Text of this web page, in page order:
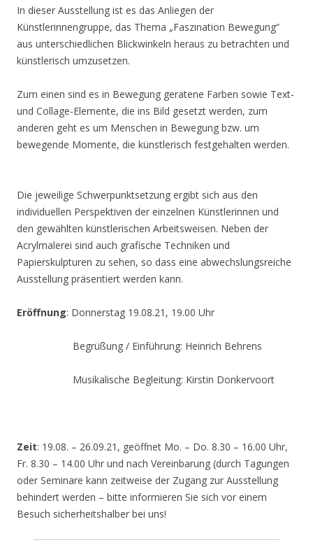
In dieser Ausstellung ist es das Anliegen der
Künstlerinnengruppe, das Thema „Faszination Bewegung“
aus unterschiedlichen Blickwinkeln heraus zu betrachten und
künstlerisch umzusetzen.
Zum einen sind es in Bewegung geratene Farben sowie Text-
und Collage-Elemente, die ins Bild gesetzt werden, zum
anderen geht es um Menschen in Bewegung bzw. um
bewegende Momente, die künstlerisch festgehalten werden.
Die jeweilige Schwerpunktsetzung ergibt sich aus den
individuellen Perspektiven der einzelnen Künstlerinnen und
den gewählten künstlerischen Arbeitsweisen. Neben der
Acrylmalerei sind auch grafische Techniken und
Papierskulpturen zu sehen, so dass eine abwechslungsreiche
Ausstellung präsentiert werden kann.
Eröffnung: Donnerstag 19.08.21, 19.00 Uhr
Begrüßung / Einführung: Heinrich Behrens
Musikalische Begleitung: Kirstin Donkervoort
Zeit: 19.08. – 26.09.21, geöffnet Mo. – Do. 8.30 – 16.00 Uhr,
Fr. 8.30 – 14.00 Uhr und nach Vereinbarung (durch Tagungen
oder Seminare kann zeitweise der Zugang zur Ausstellung
behindert werden – bitte informieren Sie sich vor einem
Besuch sicherheitshalber bei uns!